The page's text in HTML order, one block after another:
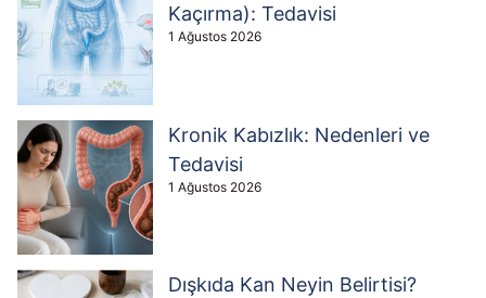
Kaçırma): Tedavisi
1 Ağustos 2026
Kronik Kabızlık: Nedenleri ve
Tedavisi
1 Ağustos 2026
Dışkıda Kan Neyin Belirtisi?